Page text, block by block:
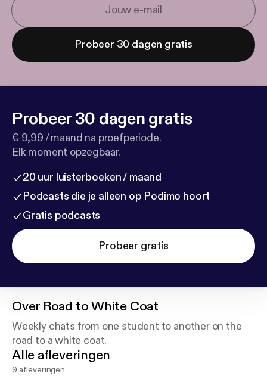
Probeer 30 dagen gratis
Probeer 30 dagen gratis
€ 9,99 / maand na proefperiode.
Elk moment opzegbaar.
20 uur luisterboeken / maand
Podcasts die je alleen op Podimo hoort
Gratis podcasts
Probeer gratis
Over Road to White Coat
Weekly chats from one student to another on the
road to a white coat.
Alle afleveringen
9 afleveringen